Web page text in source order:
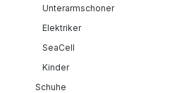
Unterarmschoner
Elektriker
SeaCell
Kinder
Schuhe